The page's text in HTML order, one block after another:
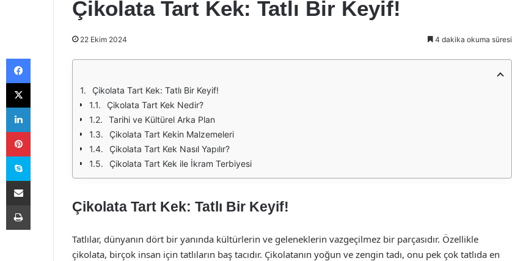
Çikolata Tart Kek: Tatlı Bir Keyif!
22 Ekim 2024 4 dakika okuma süresi
Çikolata Tart Kek: Tatlı Bir Keyif!
Çikolata Tart Kek Nedir?
Tarihi ve Kültürel Arka Plan
Çikolata Tart Kekin Malzemeleri
Çikolata Tart Kek Nasıl Yapılır?
Çikolata Tart Kek ile İkram Terbiyesi
Çikolata Tart Kek: Tatlı Bir Keyif!
Tatlılar, dünyanın dört bir yanında kültürlerin ve geleneklerin vazgeçilmez bir parçasıdır. Özellikle
çikolata, birçok insan için tatlıların baş tacıdır. Çikolatanın yoğun ve zengin tadı, onu pek çok tatlıda en
Facebook
X
LinkedIn
Pinterest
Skype
E-Posta ile paylaş